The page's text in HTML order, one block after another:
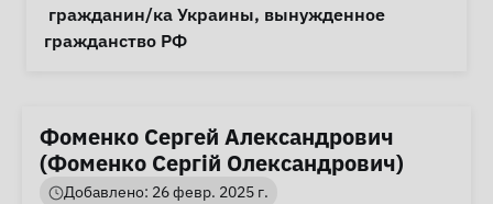
Особые обстоятельства
гражданин/ка Украины, вынужденное
гражданство РФ
Фоменко Сергей Александрович
(Фоменко Сергій Олександрович)
Добавлено: 26 февр. 2025 г.